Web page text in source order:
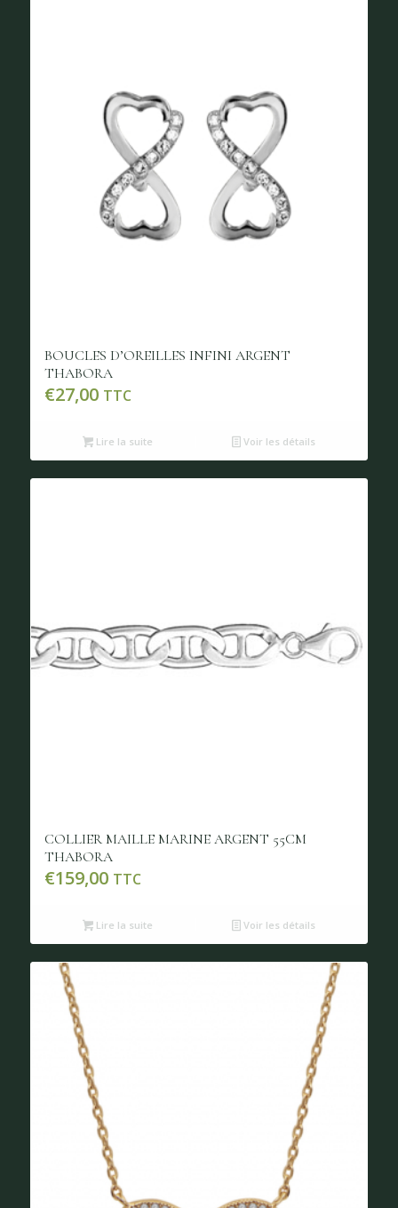
BOUCLES D’OREILLES INFINI ARGENT
THABORA
€27,00 TTC
Lire la suite Voir les détails
COLLIER MAILLE MARINE ARGENT 55CM
THABORA
€159,00 TTC
Lire la suite Voir les détails